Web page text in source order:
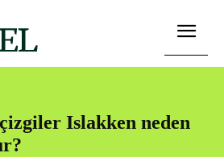
Islakken neden